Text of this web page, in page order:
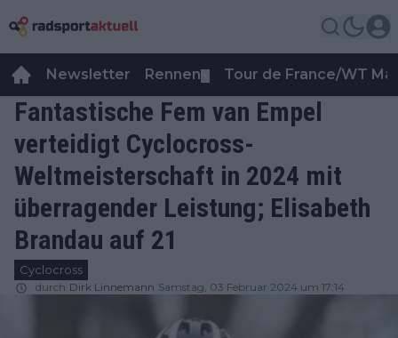
Newsletter Rennen Tour de France/WT
Fantastische Fem van Empel
verteidigt Cyclocross-
Weltmeisterschaft in 2024 mit
überragender Leistung; Elisabeth
Brandau auf 21
Cyclocross
durch Dirk Linnemann Samstag, 03 Februar 2024 um 17:14